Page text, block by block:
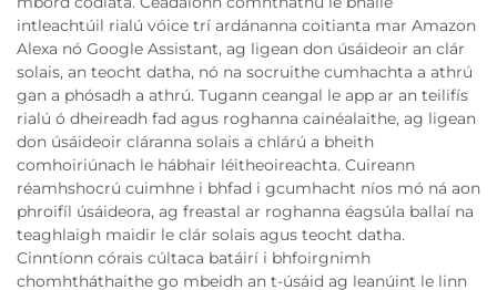
intleachtúil rialú vóice trí ardánanna coitianta mar Amazon
Alexa nó Google Assistant, ag ligean don úsáideoir an clár
solais, an teocht datha, nó na socruithe cumhachta a athrú
gan a phósadh a athrú. Tugann ceangal le app ar an teilifís
rialú ó dheireadh fad agus roghanna cainéalaithe, ag ligean
don úsáideoir cláranna solais a chlárú a bheith
comhoiriúnach le hábhair léitheoireachta. Cuireann
réamhshocrú cuimhne i bhfad i gcumhacht níos mó ná aon
phroifíl úsáideora, ag freastal ar roghanna éagsúla ballaí na
teaghlaigh maidir le clár solais agus teocht datha.
Cinntíonn córais cúltaca batáirí i bhfoirgnimh
chomhtháthaithe go mbeidh an t-úsáid ag leanúint le linn